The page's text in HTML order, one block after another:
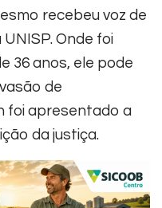
recebeu voz de
Onde foi
36 anos, ele pode
de
foi apresentado a
da justiça.